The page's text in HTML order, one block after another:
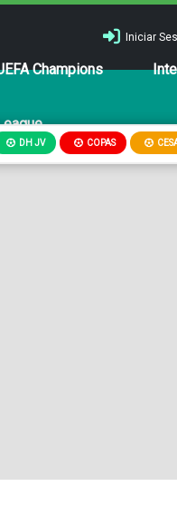
Iniciar
Champions
DH JV COPAS